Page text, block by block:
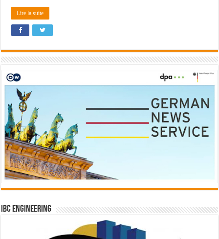
Lire la suite
IBC Engineering